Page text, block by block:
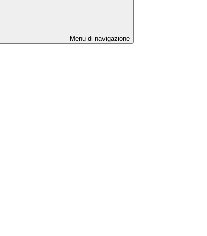
Menu di navigazione